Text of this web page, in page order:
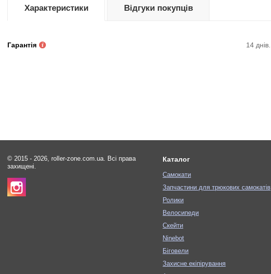
Характеристики
Гарантія 14 днів.
Відгуки покупців
© 2015 - 2026, roller-zone.com.ua. Всі права
захищені.
Каталог
Самокати
Запчастини для трюкових самокатів
Ролики
Велосипеди
Скейти
Ninebot
Біговели
Захисне екіпірування